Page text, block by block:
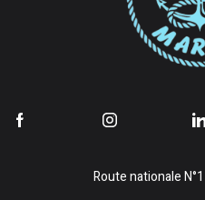
Route nationale